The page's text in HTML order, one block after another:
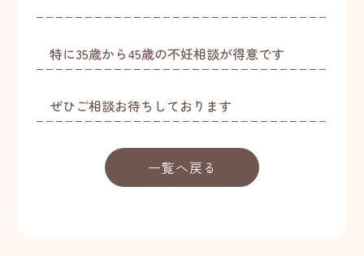
特に35歳から45歳の不妊相談が得意です
ぜひご相談お待ちしております
一覧へ戻る